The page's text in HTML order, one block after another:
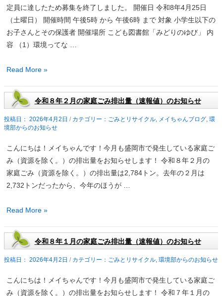
園
ウ
と
の
観
察
交
流
定員に達したため募集を終了しました。 開催日 令和8年4月25日
（土曜日） 開催時間 午後5時 から 午後6時 まで 対象 小学生以下の
お子さんとその保護者 開催場所 こども図書館「みどりのゆび」 内
容 （1）環境ってな …
【4
25
日
開
催】
学
で
考
る
星
Read More »
令和８年２月の家庭ごみ排出量（速報値）のお知らせ
2026年4月2日 / ごみとリサイクル, メイちゃんブログ, 環
境部からのお知らせ
こんにちは！メイちゃんです！今月も盛岡市で発生している家庭ご
み（資源を除く。）の排出量をお知らせします！ 令和８年２月の
家庭ごみ（資源を除く。）の排出量は2,784トン。去年の２月は
2,732トンだったから、今年のほうが …
令
８
年
２
の
Read More »
令和８年１月の家庭ごみ排出量（速報値）のお知らせ
2026年4月2日 / ごみとリサイクル, 環境部からのお知らせ
こんにちは！メイちゃんです！今月も盛岡市で発生している家庭ご
み（資源を除く。）の排出量をお知らせします！ 令和７年１月の